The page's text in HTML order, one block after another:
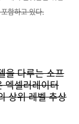
함하고 있다.
을 다루는 소프
엑셀러레이터
상위 레벨 추상